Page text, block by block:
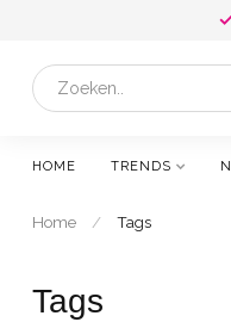
HOME TRENDS
Home / Tags
Tags